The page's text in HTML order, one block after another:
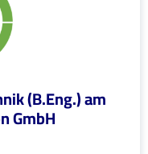
(B.Eng.) am
GmbH